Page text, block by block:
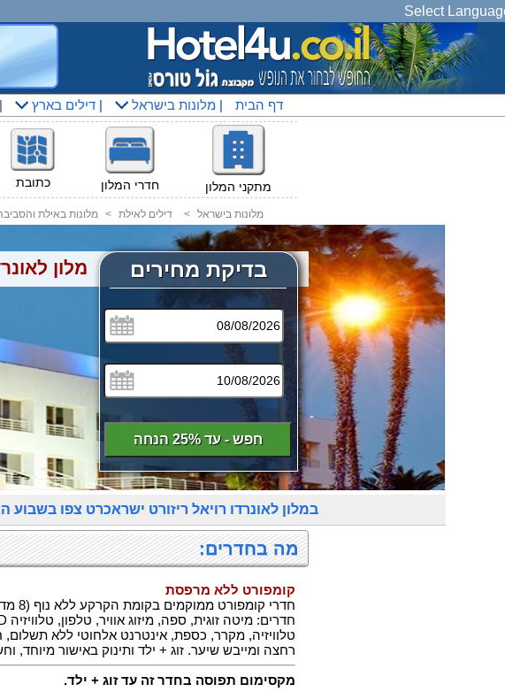
Select
| דילים בארץ| מלונות בישראל| דף הבית
כתובת חדרי המלון מתקני המלון
מלונות באילת < דילים לאילת < מלונות בישראל
מלון בדיקת מחירים
חפש - עד 25% הנחה
במלון לאונרדו רויאל ריזורט ישראכרט צפו בשבוע
מה בחדרים:
קומפורט ללא מרפסת
טלוויזיה, מקרר, כספת, אינטרנט אלחוטי ללא
רחצה ומייבש שיער. זוג + ילד ותינוק באישור מיוחד,
מקסימום תפוסה בחדר זה עד זוג + ילד.